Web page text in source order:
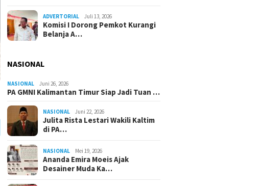
ADVERTORIAL Juli 13, 2026
Komisi I Dorong Pemkot Kurangi
Belanja A…
NASIONAL
NASIONAL Juni 26, 2026
PA GMNI Kalimantan Timur Siap Jadi Tuan …
NASIONAL Juni 22, 2026
Julita Rista Lestari Wakili Kaltim
di PA…
NASIONAL Mei 19, 2026
Ananda Emira Moeis Ajak
Desainer Muda Ka…